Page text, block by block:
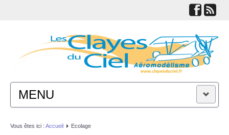
MENU
ACTUALITÉS
Vous êtes ici : Accueil Ecolage